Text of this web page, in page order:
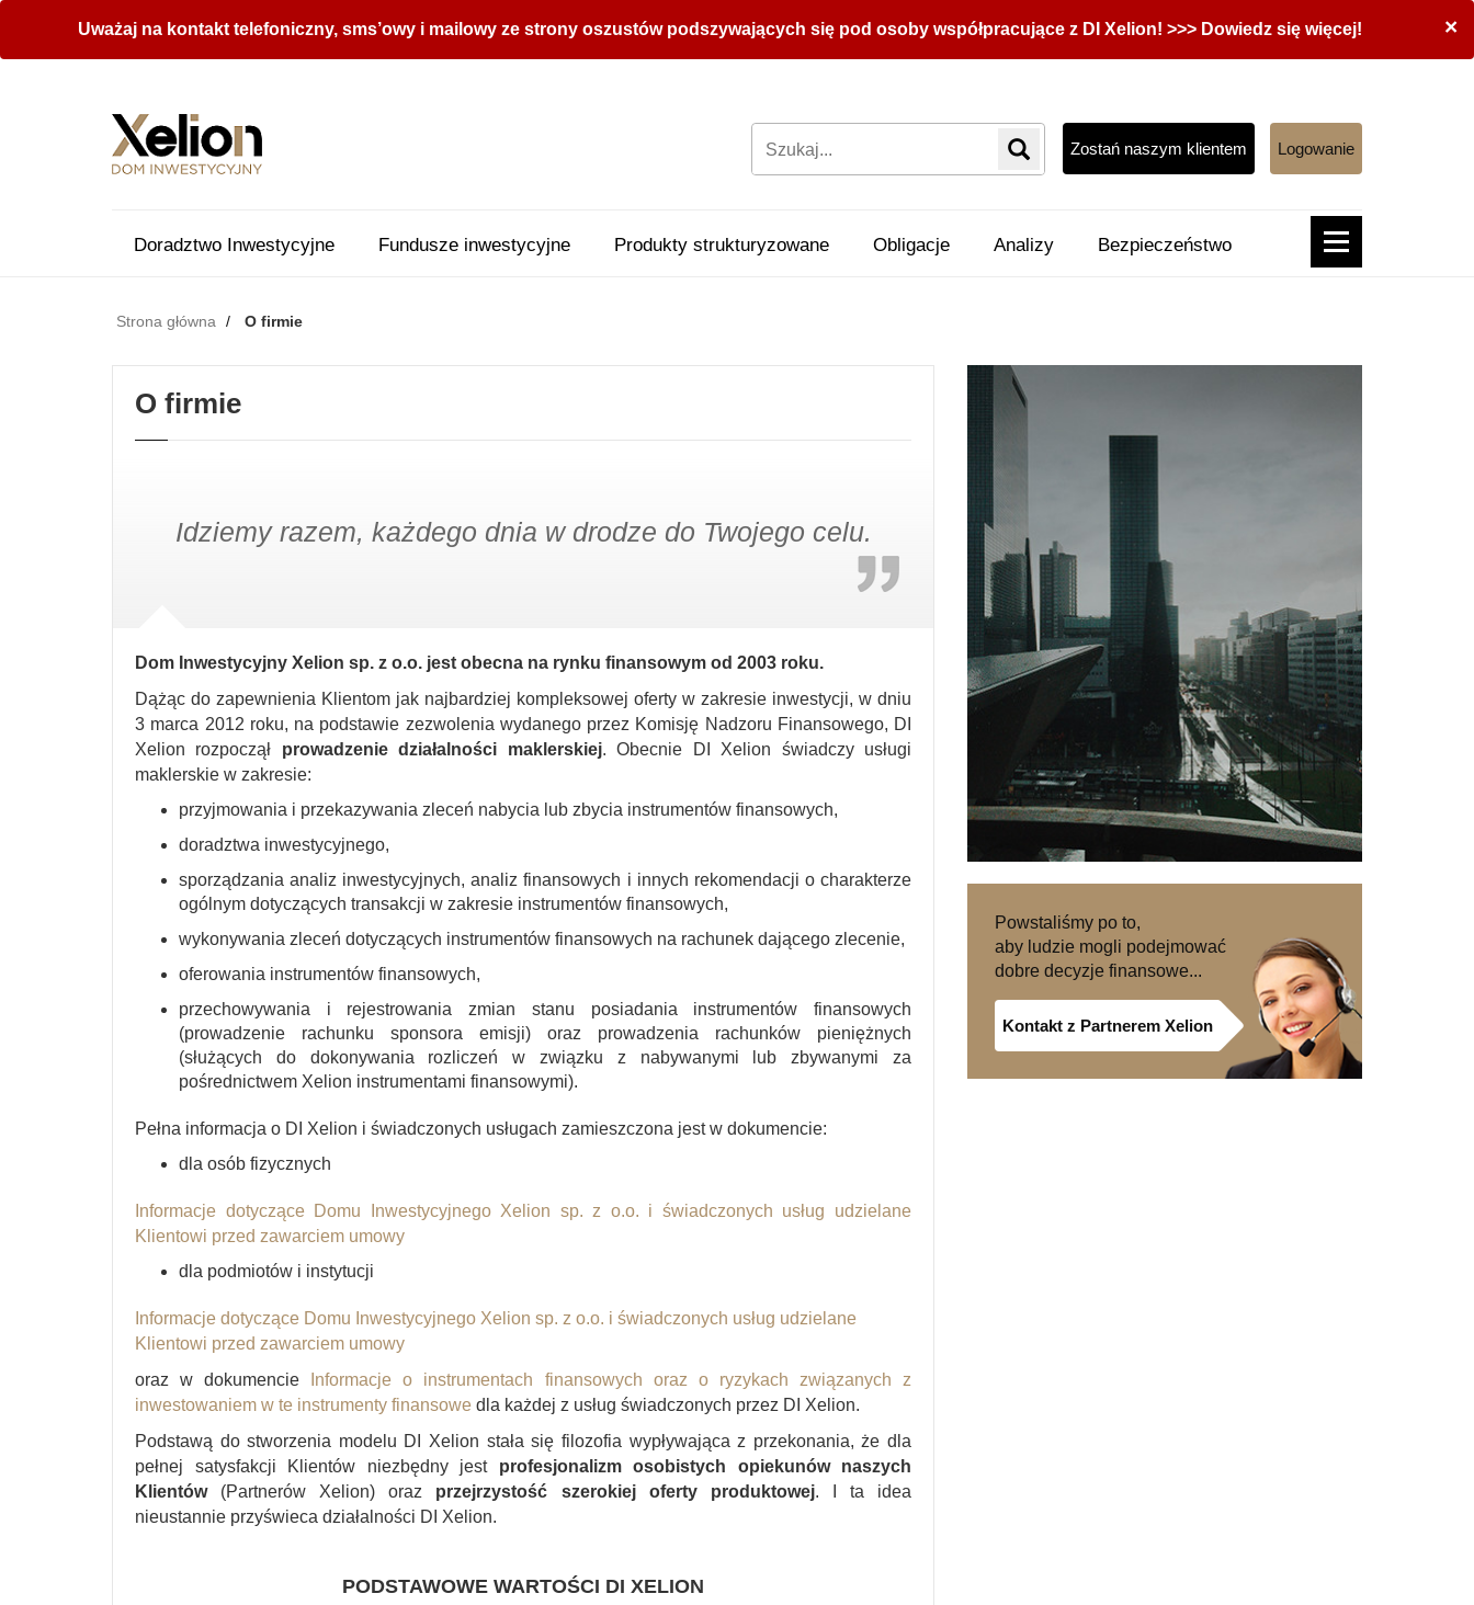
×
Uważaj na kontakt telefoniczny, sms’owy i mailowy ze strony oszustów podszywających się pod osoby współpracujące z DI Xelion! >>> Dowiedz się więcej!
Zostań naszym klientem Logowanie
Doradztwo Inwestycyjne Fundusze inwestycyjne Produkty strukturyzowane Obligacje Analizy Bezpieczeństwo
Strona główna O firmie
O firmie
Idziemy razem, każdego dnia w drodze do Twojego celu.
Dom Inwestycyjny Xelion sp. z o.o. jest obecna na rynku finansowym od 2003 roku.
Dążąc do zapewnienia Klientom jak najbardziej kompleksowej oferty w zakresie inwestycji, w dniu
3 marca 2012 roku, na podstawie zezwolenia wydanego przez Komisję Nadzoru Finansowego, DI
Xelion rozpoczął prowadzenie działalności maklerskiej. Obecnie DI Xelion świadczy usługi
maklerskie w zakresie:
przyjmowania i przekazywania zleceń nabycia lub zbycia instrumentów finansowych,
doradztwa inwestycyjnego,
sporządzania analiz inwestycyjnych, analiz finansowych i innych rekomendacji o charakterze
ogólnym dotyczących transakcji w zakresie instrumentów finansowych,
wykonywania zleceń dotyczących instrumentów finansowych na rachunek dającego zlecenie,
oferowania instrumentów finansowych,
przechowywania i rejestrowania zmian stanu posiadania instrumentów finansowych
(prowadzenie rachunku sponsora emisji) oraz prowadzenia rachunków pieniężnych
(służących do dokonywania rozliczeń w związku z nabywanymi lub zbywanymi za
pośrednictwem Xelion instrumentami finansowymi).
Pełna informacja o DI Xelion i świadczonych usługach zamieszczona jest w dokumencie:
dla osób fizycznych
Informacje dotyczące Domu Inwestycyjnego Xelion sp. z o.o. i świadczonych usług udzielane
Klientowi przed zawarciem umowy
dla podmiotów i instytucji
Informacje dotyczące Domu Inwestycyjnego Xelion sp. z o.o. i świadczonych usług udzielane
Klientowi przed zawarciem umowy
oraz w dokumencie
Informacje o instrumentach finansowych oraz o ryzykach związanych z
inwestowaniem w te instrumenty finansowe dla każdej z usług świadczonych przez DI Xelion.
Podstawą do stworzenia modelu DI Xelion stała się filozofia wypływająca z przekonania, że dla
pełnej satysfakcji Klientów niezbędny jest profesjonalizm osobistych opiekunów naszych
Klientów(Partnerów Xelion) oraz przejrzystość szerokiej oferty produktowej. I ta idea
nieustannie przyświeca działalności DI Xelion.
PODSTAWOWE WARTOŚCI DI XELION
Powstaliśmy po to,
aby ludzie mogli podejmować
dobre decyzje finansowe...
Kontakt z Partnerem Xelion